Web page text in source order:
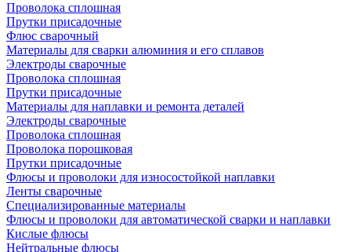
Проволока сплошная
Прутки присадочные
Флюс сварочный
Материалы для сварки алюминия и его сплавов
Электроды сварочные
Проволока сплошная
Прутки присадочные
Материалы для наплавки и ремонта деталей
Электроды сварочные
Проволока сплошная
Проволока порошковая
Прутки присадочные
Флюсы и проволоки для износостойкой наплавки
Ленты сварочные
Специализированные материалы
Флюсы и проволоки для автоматической сварки и наплавки
Кислые флюсы
Нейтральные флюсы